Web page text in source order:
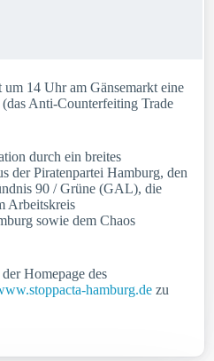
um 14 Uhr am Gänsemarkt eine
Anti-Counterfeiting Trade
durch ein breites
der Piratenpartei Hamburg, den
90 / Grüne (GAL), die
Arbeitskreis
sowie dem Chaos
Homepage des
hamburg.de zu